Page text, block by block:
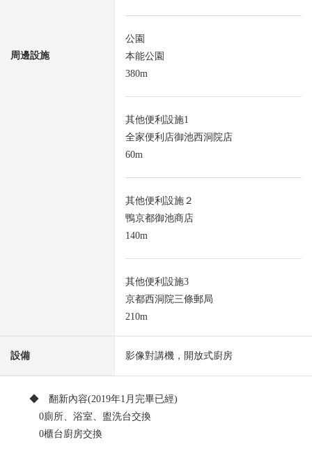
周邊設施
公園
本能公園
380m
其他便利設施1
全家便利店御池西洞院店
60m
其他便利設施２
鴨京都御池商店
140m
其他便利設施3
京都西洞院三條郵局
210m
設備 影像對講機，開放式廚房
◆ 翻新內容(2019年1月完畢已經)
0廁所、浴室、盥洗台交換
0櫃台廚房交換